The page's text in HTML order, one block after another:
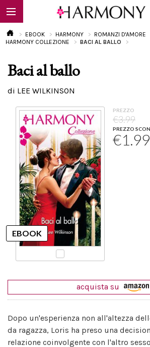
EBOOK
Calendario
EBOOK HARMONY
ROMANZI D'AMORE
HARMONY COLLEZIONE
BACI AL BALLO
Baci al ballo
di LEE WILKINSON
PREZZO
€3.99
PREZZO
€1.99
acquista su
Dopo un'esperienza non all'altezza
da ragazza, Loris ha preso una
relazione coinvolgente con l'altro